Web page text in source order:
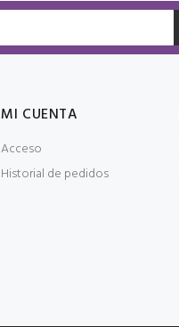
MI CUENTA
Acceso
Historial de pedidos